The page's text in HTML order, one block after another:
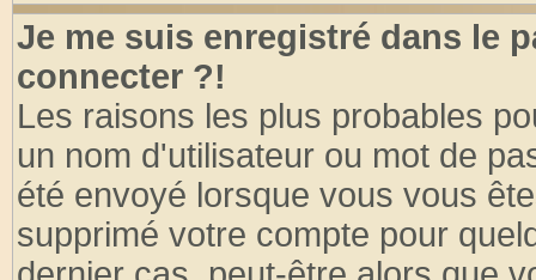
Je me suis enregistré dans le
connecter ?!
Les raisons les plus probables
un nom d'utilisateur ou mot de
été envoyé lorsque vous vous
supprimé votre compte pour